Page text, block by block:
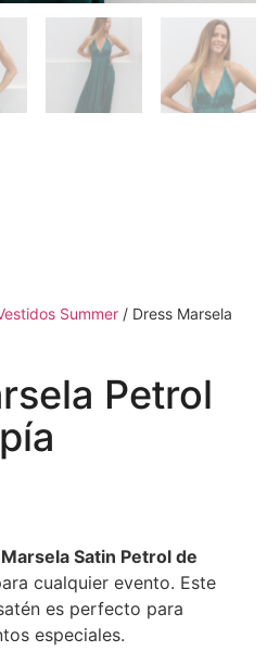
Summer / Dress Marsela
Petrol
Satin Petrol de
cualquier evento. Este
es perfecto para
especiales.